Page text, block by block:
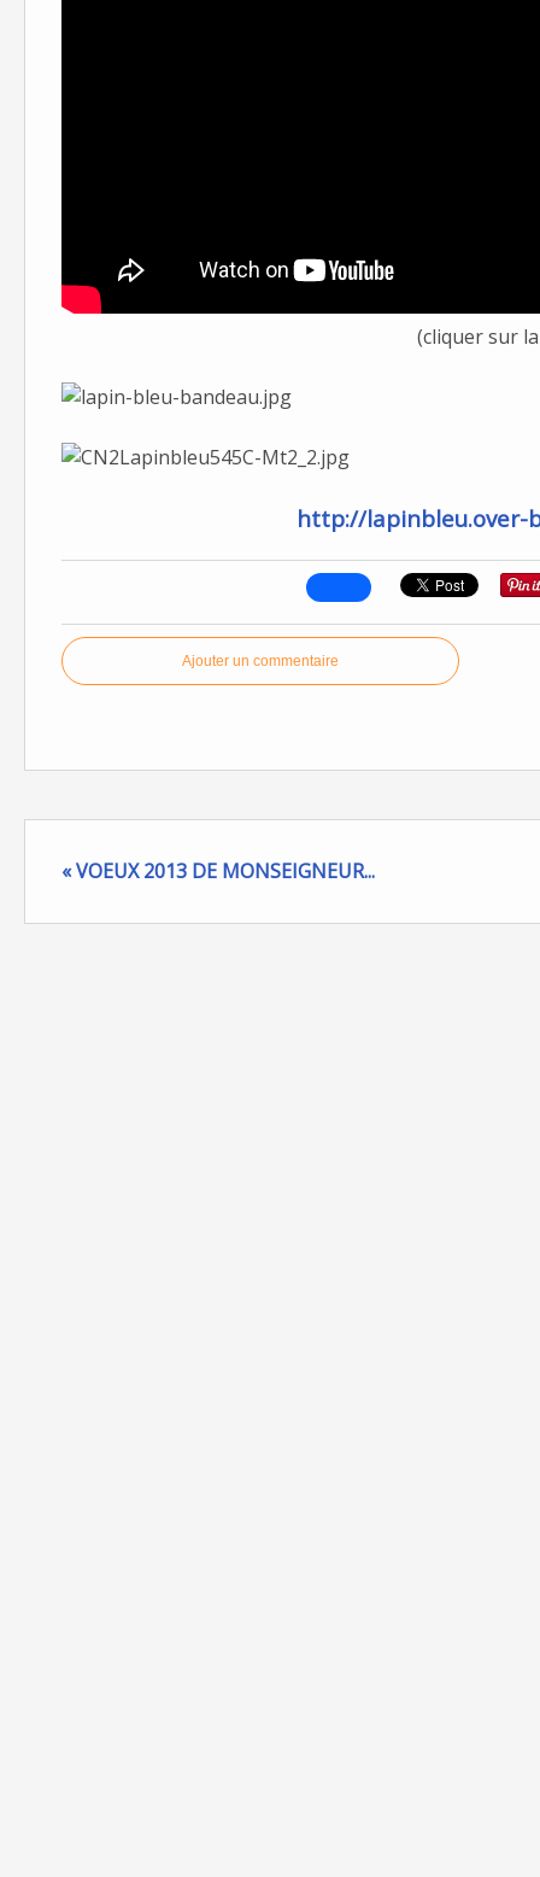
(cliquer sur
http://lapinbleu.over-
Ajouter un commentaire
« VOEUX 2013 DE MONSEIGNEUR...